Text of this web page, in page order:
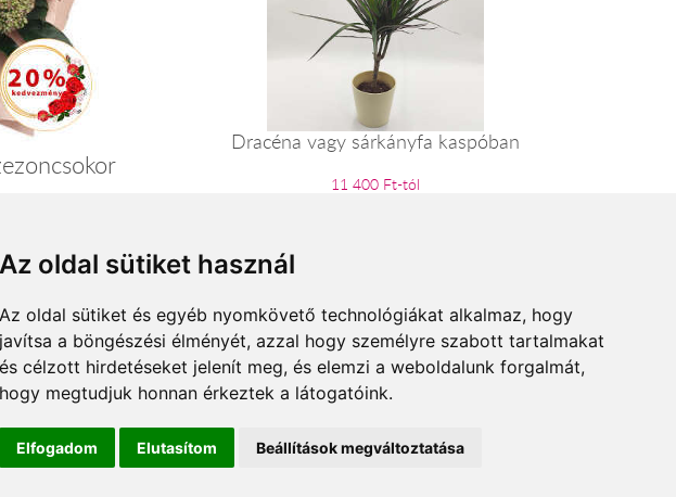
Az oldal sütiket használ
Az oldal sütiket és egyéb nyomkövető technológiákat alkalmaz, hogy
javítsa a böngészési élményét, azzal hogy személyre szabott tartalmakat
és célzott hirdetéseket jelenít meg, és elemzi a weboldalunk forgalmát,
hogy megtudjuk honnan érkeztek a látogatóink.
Elfogadom Elutasítom Beállítások megváltoztatása
Dracéna vagy sárkányfa kaspóban
11 400 Ft-tól
tájékoztató